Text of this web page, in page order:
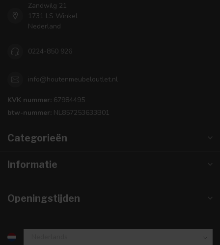
Zandwilg 21
1731 LS Winkel
Nederland
0224-850 926
info@houtenmeubeloutlet.nl
KVK nummer: 67984495
btw-nummer: NL857253633B01
Categorieën
Informatie
Openingstijden